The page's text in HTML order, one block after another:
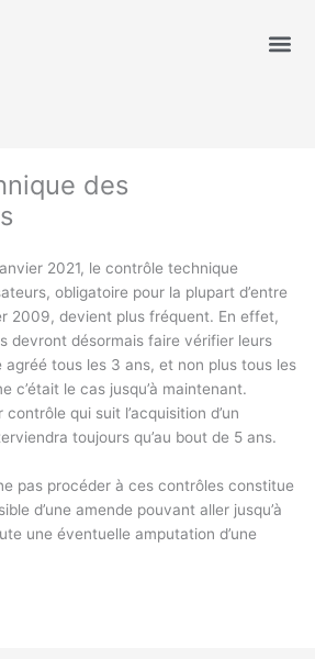
des
2021, le contrôle technique
obligatoire pour la plupart d’entre
2009, devient plus fréquent. En effet,
devront désormais faire vérifier leurs
tous les 3 ans, et non plus tous les
c’était le cas jusqu’à maintenant.
qui suit l’acquisition d’un
toujours qu’au bout de 5 ans.
pas procéder à ces contrôles constitue
d’une amende pouvant aller jusqu’à
une éventuelle amputation d’une